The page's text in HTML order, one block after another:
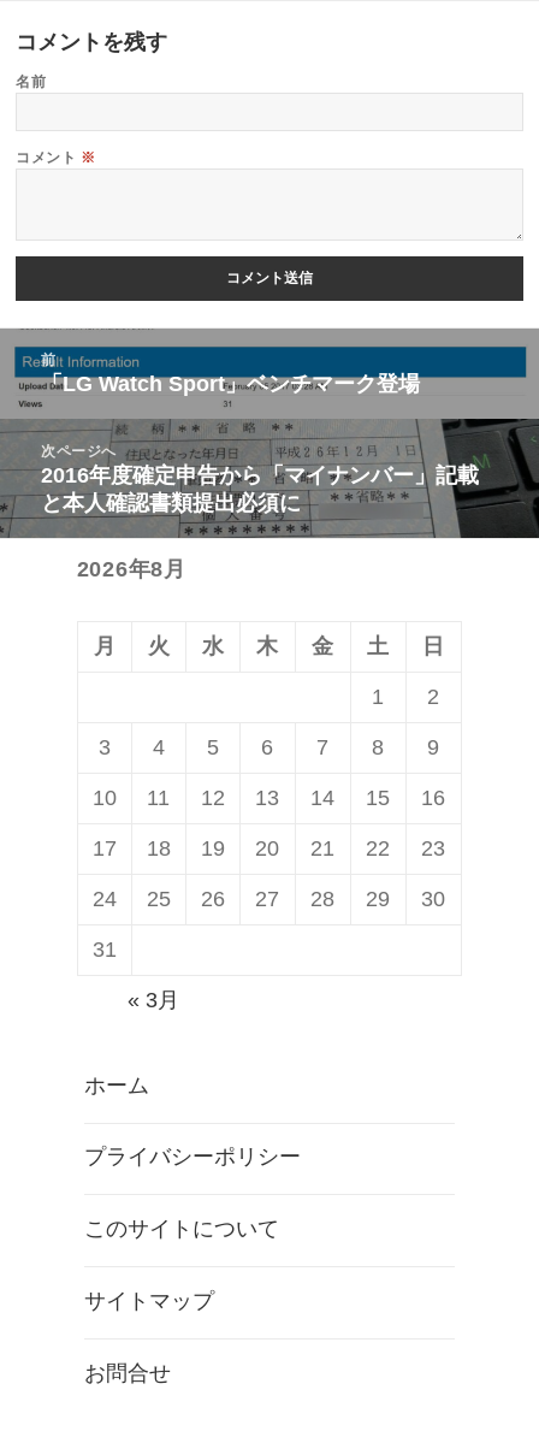
コメントを残す
名前
コメント ※
投
稿
ナ
ー
前
前
の
投
稿:
「LG Watch Sport」ベンチマーク登場
次ページへ
次
の
投
2016年度確定申告から「マイナンバー」記載
と本人確認書類提出必須に
2026年8月
月 火 水 木 金 土 日
1 2
3 4 5 6 7 8 9
10 11 12 13 14 15 16
17 18 19 20 21 22 23
24 25 26 27 28 29 30
31
« 3月
ホーム
プライバシーポリシー
このサイトについて
サイトマップ
お問合せ